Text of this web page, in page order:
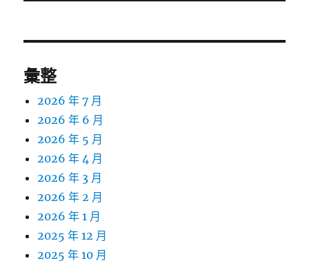
文
彙整
2026 年 7 月
2026 年 6 月
2026 年 5 月
2026 年 4 月
2026 年 3 月
2026 年 2 月
2026 年 1 月
2025 年 12 月
2025 年 10 月